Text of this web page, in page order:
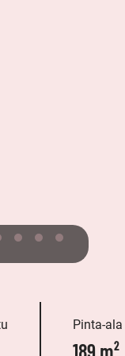
Pinta-ala
189 m²